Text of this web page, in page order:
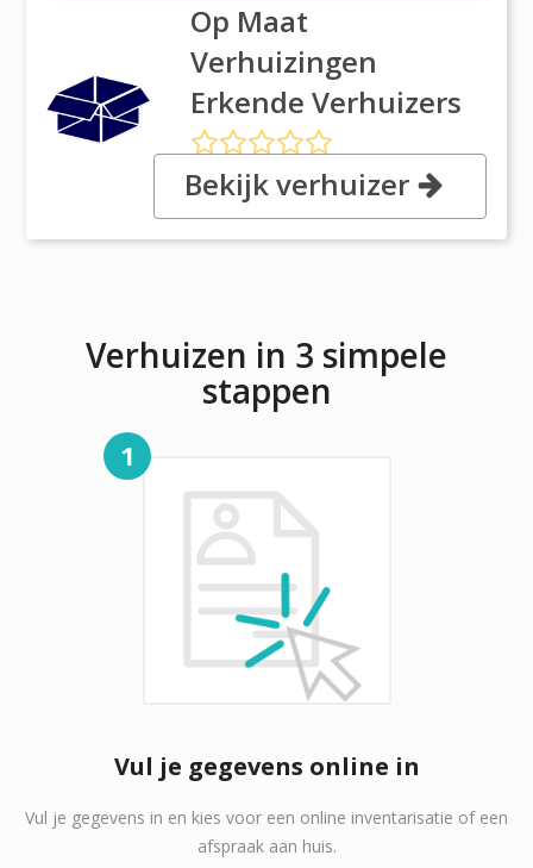
Op Maat
Verhuizingen
Erkende Verhuizers
Parallelweg 2, 4209AA
Schelluinen
Bekijk verhuizer
Verhuizen in 3 simpele
stappen
1
Vul je gegevens online in
Vul je gegevens in en kies voor een online inventarisatie of een
afspraak aan huis.